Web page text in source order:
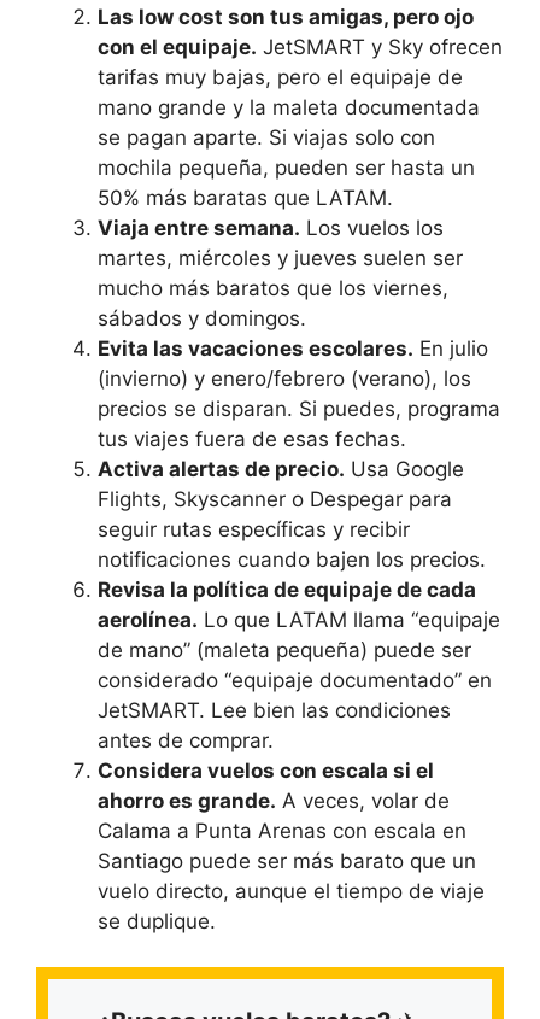
Las low cost son tus amigas, pero ojo
con el equipaje. JetSMART y Sky ofrecen
tarifas muy bajas, pero el equipaje de
mano grande y la maleta documentada
se pagan aparte. Si viajas solo con
mochila pequeña, pueden ser hasta un
50% más baratas que LATAM.
Viaja entre semana. Los vuelos los
martes, miércoles y jueves suelen ser
mucho más baratos que los viernes,
sábados y domingos.
Evita las vacaciones escolares. En julio
(invierno) y enero/febrero (verano), los
precios se disparan. Si puedes, programa
tus viajes fuera de esas fechas.
Activa alertas de precio. Usa Google
Flights, Skyscanner o Despegar para
seguir rutas específicas y recibir
notificaciones cuando bajen los precios.
Revisa la política de equipaje de cada
aerolínea. Lo que LATAM llama “equipaje
de mano” (maleta pequeña) puede ser
considerado “equipaje documentado” en
JetSMART. Lee bien las condiciones
antes de comprar.
Considera vuelos con escala si el
ahorro es grande. A veces, volar de
Calama a Punta Arenas con escala en
Santiago puede ser más barato que un
vuelo directo, aunque el tiempo de viaje
se duplique.